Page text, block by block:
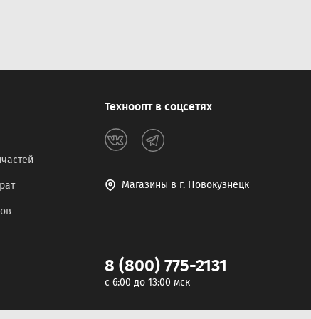
Техноопт в соцсетях
Магазины в г. Новокузнецк
8 (800) 775-2131
c 6:00 до 13:00 мск